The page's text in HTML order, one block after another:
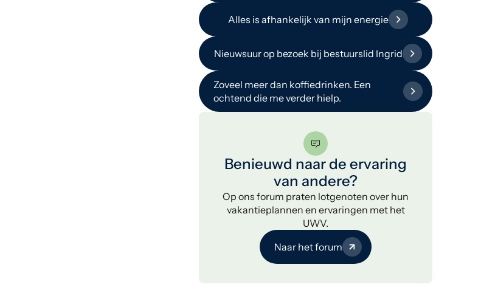
Alles is afhankelijk van mijn energie
Nieuwsuur op bezoek bij bestuurslid Ingrid
Zoveel meer dan koffiedrinken. Een
ochtend die me verder hielp.
Benieuwd naar de ervaring
van andere?
Op ons forum praten lotgenoten over hun
vakantieplannen en ervaringen met het
UWV.
Naar het forum